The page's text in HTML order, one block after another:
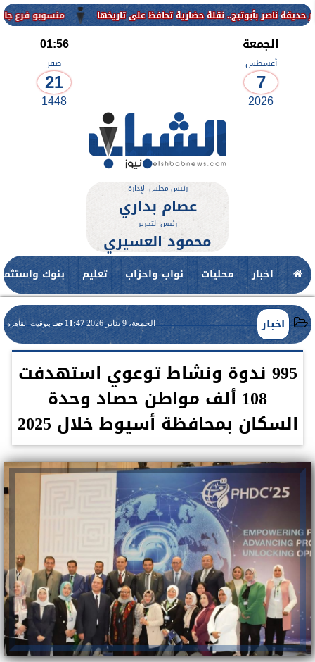
منسوبو فرع جامعة الأزهر
الجمعة
أغسطس
7
2026
01:56
صفر
21
1448
رئيس مجلس الإدارة
عصام بداري
رئيس التحرير
محمود العسيري
اخبار محليات نواب واحزاب تعليم بنوك
اخبار الجمعة، 9 يناير 2026 11:47 صـ بتوقيت القاهرة
995 ندوة ونشاط توعوي استهدفت
108 ألف مواطن حصاد وحدة
السكان بمحافظة أسيوط خلال 2025